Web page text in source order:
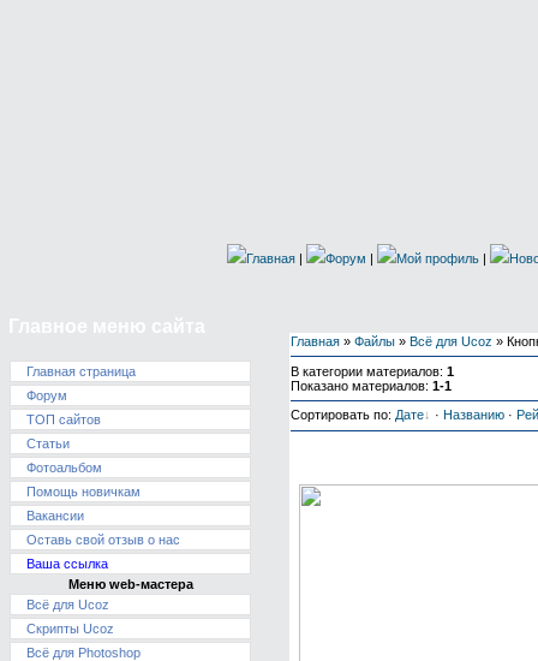
Главная| Форум | Мой профиль|
Главное меню сайта
Главная страница
Форум
ТОП сайтов
Статьи
Фотоальбом
Помощь новичкам
Вакансии
Оставь свой отзыв о нас
Ваша ссылка
Меню web-мастера
Всё для Ucoz
Скрипты Ucoz
Всё для Photoshop
Главная » Файлы » Всё для Ucoz »
В категории материалов: 1
Показано материалов: 1-1
Сортировать по: Дате · Названию ·